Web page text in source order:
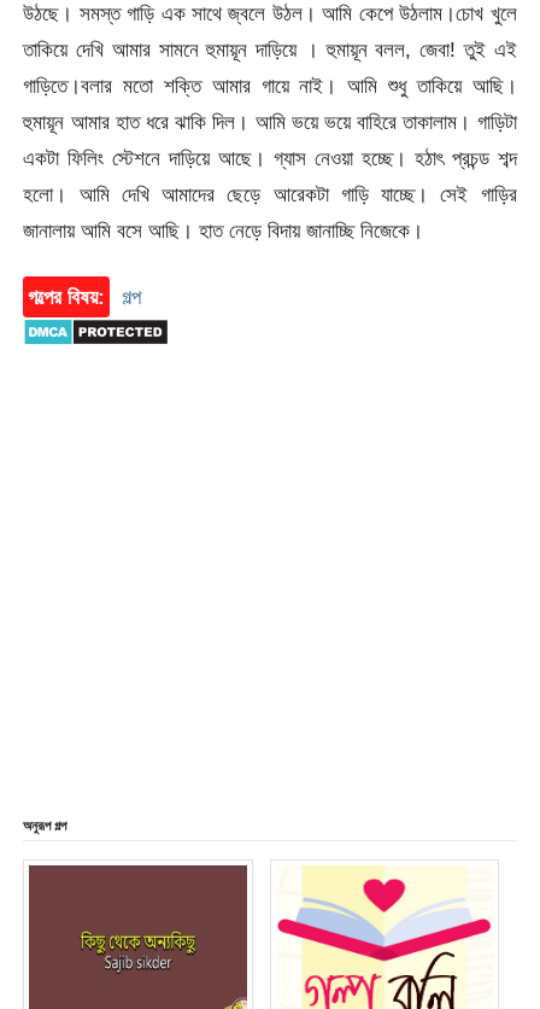
উঠছে। সমস্ত গাড়ি এক সাথে জ্বলে উঠল। আমি কেপে উঠলাম।চোখ খুলে
তাকিয়ে দেখি আমার সামনে হুমায়ূন দাড়িয়ে । হুমায়ূন বলল, জেবা! তুই এই
গাড়িতে।বলার মতো শক্তি আমার গায়ে নাই। আমি শুধু তাকিয়ে আছি।
হুমায়ূন আমার হাত ধরে ঝাকি দিল। আমি ভয়ে ভয়ে বাহিরে তাকালাম। গাড়িটা
একটা ফিলিং স্টেশনে দাড়িয়ে আছে। গ্যাস নেওয়া হচ্ছে। হঠাৎ প্রচন্ড শব্দ
হলো। আমি দেখি আমাদের ছেড়ে আরেকটা গাড়ি যাচ্ছে। সেই গাড়ির
জানালায় আমি বসে আছি। হাত নেড়ে বিদায় জানাচ্ছি নিজেকে।
গল্পের বিষয়: গল্প
অনুরূপ গল্প